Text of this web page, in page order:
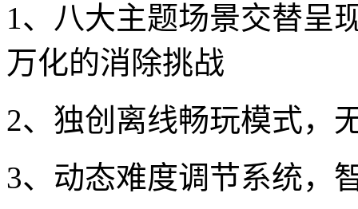
1、八大主题场景交替呈
万化的消除挑战
2、独创离线畅玩模式，
3、动态难度调节系统，